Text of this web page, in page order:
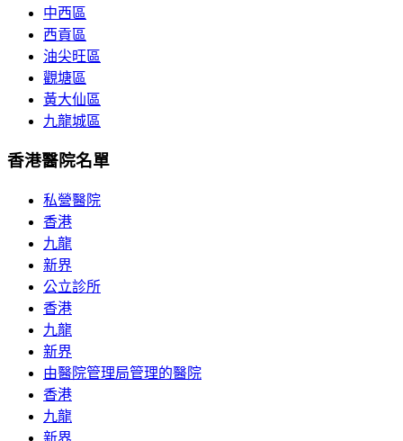
中西區
西貢區
油尖旺區
觀塘區
黃大仙區
九龍城區
香港醫院名單
私營醫院
香港
九龍
新界
公立診所
香港
九龍
新界
由醫院管理局管理的醫院
香港
九龍